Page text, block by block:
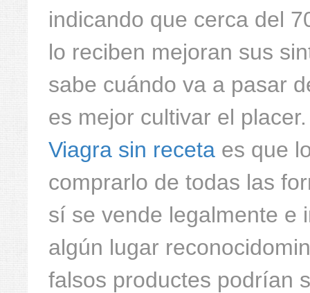
indicando que cerca del
lo reciben mejoran sus
sabe cuándo va a pasar
es mejor cultivar el
Viagra sin receta es que
comprarlo de todas las
sí se vende legalmente e
algún lugar
falsos productes podrían